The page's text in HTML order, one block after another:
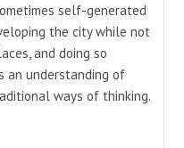
self-generated
the city while not
and doing so
an understanding of
ways of thinking.